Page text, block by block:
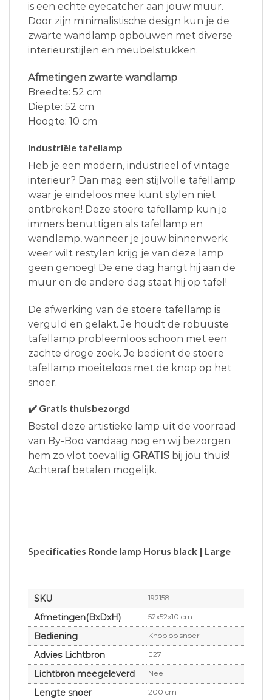
is een echte eyecatcher aan jouw muur.
Door zijn minimalistische design kun je de
zwarte wandlamp opbouwen met diverse
interieurstijlen en meubelstukken.
Afmetingen zwarte wandlamp
Breedte: 52 cm
Diepte: 52 cm
Hoogte: 10 cm
Industriële tafellamp
Heb je een modern, industrieel of vintage
interieur? Dan mag een stijlvolle tafellamp
waar je eindeloos mee kunt stylen niet
ontbreken! Deze stoere tafellamp kun je
immers benuttigen als tafellamp en
wandlamp, wanneer je jouw binnenwerk
weer wilt restylen krijg je van deze lamp
geen genoeg! De ene dag hangt hij aan de
muur en de andere dag staat hij op tafel!
De afwerking van de stoere tafellamp is
verguld en gelakt. Je houdt de robuuste
tafellamp probleemloos schoon met een
zachte droge zoek. Je bedient de stoere
tafellamp moeiteloos met de knop op het
snoer.
✔️ Gratis thuisbezorgd
Bestel deze artistieke lamp uit de voorraad
van By-Boo vandaag nog en wij bezorgen
hem zo vlot toevallig GRATIS bij jou thuis!
Achteraf betalen mogelijk.
Specificaties Ronde lamp Horus black | Large
SKU 192158
Afmetingen(BxDxH) 52x52x10 cm
Bediening Knop op snoer
Advies Lichtbron E27
Lichtbron meegeleverd Nee
Lengte snoer 200 cm